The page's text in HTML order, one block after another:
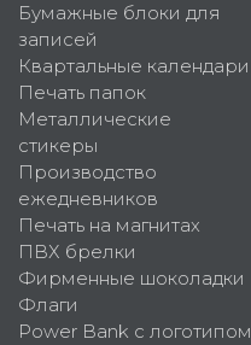
Бумажные блоки для
записей
Квартальные календари
Печать папок
Металлические
стикеры
Производство
ежедневников
Печать на магнитах
ПВХ брелки
Фирменные шоколадки
Флаги
Power Bank с логотипом